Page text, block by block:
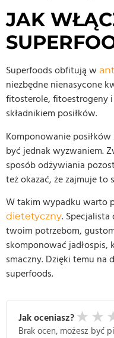
JAK
Superfoods obfitują w
niezbędne nienasycone
fitosterole, fitoestrogeny
składnikiem posiłków.
Komponowanie
być jednak wyzwaniem.
sposób odżywiania
też okazać, że zajmuje to
W takim wypadku warto
dietetyczny.
twoim potrzebom,
skomponować
smaczny. Dzięki temu na
superfoods.
Jak oceniasz? ★ ★
Brak ocen, możesz być